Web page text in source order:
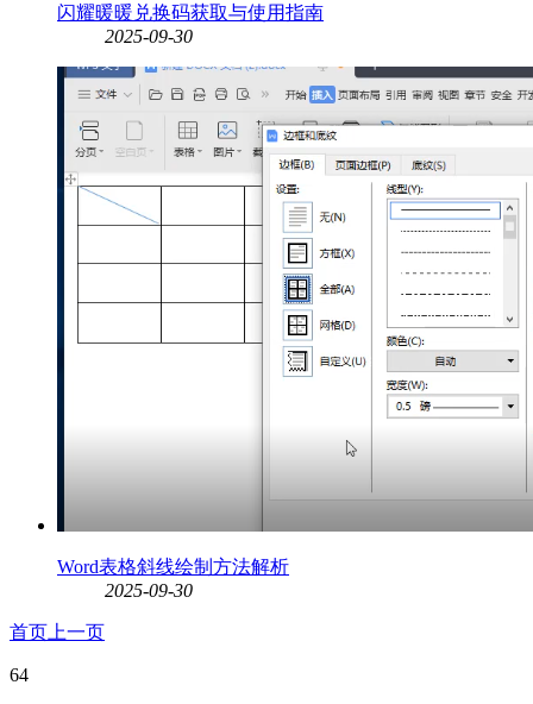
闪耀暖暖兑换码获取与使用指南
2025-09-30
Word表格斜线绘制方法解析
2025-09-30
首页 上一页
64